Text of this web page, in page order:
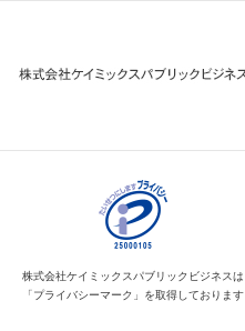
株式会社ケイミックスパブリックビジネスは
「プライバシーマーク」を取得しております